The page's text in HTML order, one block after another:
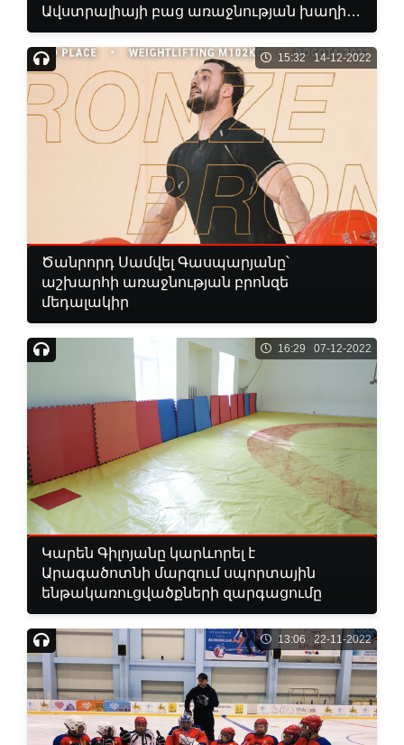
Ավստրալիայի բաց առաջնության խաղից
հետո
15:32 14-12-2022
Ծանրորդ Սամվել Գասպարյանը՝
աշխարհի առաջնության բրոնզե
մեդալակիր
16:29 07-12-2022
Կարեն Գիլոյանը կարևորել է
Արագածոտնի մարզում սպորտային
ենթակառուցվածքների զարգացումը
13:06 22-11-2022